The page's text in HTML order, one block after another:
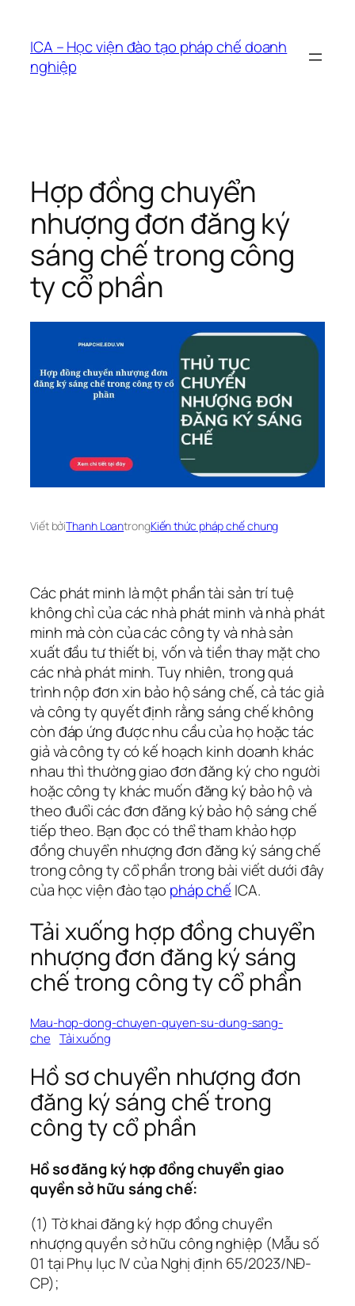
phầnICA – Học viện đào tạo pháp chế doanh
nghiệp
Hợp đồng chuyển
nhượng đơn đăng ký
sáng chế trong công
ty cổ phần
Viết bởiThanh LoantrongKiến thức pháp chế chung
Các phát minh là một phần tài sản trí tuệ
không chỉ của các nhà phát minh và nhà phát
minh mà còn của các công ty và nhà sản
xuất đầu tư thiết bị, vốn và tiền thay mặt cho
các nhà phát minh. Tuy nhiên, trong quá
trình nộp đơn xin bảo hộ sáng chế, cả tác giả
và công ty quyết định rằng sáng chế không
còn đáp ứng được nhu cầu của họ hoặc tác
giả và công ty có kế hoạch kinh doanh khác
nhau thì thường giao đơn đăng ký cho người
hoặc công ty khác muốn đăng ký bảo hộ và
theo đuổi các đơn đăng ký bảo hộ sáng chế
tiếp theo. Bạn đọc có thể tham khảo hợp
đồng chuyển nhượng đơn đăng ký sáng chế
trong công ty cổ phần trong bài viết dưới đây
của học viện đào tạo pháp chế ICA.
Tải xuống hợp đồng chuyển
nhượng đơn đăng ký sáng
chế trong công ty cổ phần
Mau-hop-dong-chuyen-quyen-su-dung-sang-
che Tải xuống
Hồ sơ chuyển nhượng đơn
đăng ký sáng chế trong
công ty cổ phần
Hồ sơ đăng ký hợp đồng chuyển giao
quyền sở hữu sáng chế:
(1) Tờ khai đăng ký hợp đồng chuyển
nhượng quyền sở hữu công nghiệp (Mẫu số
01 tại Phụ lục IV của Nghị định 65/2023/NĐ-
CP);